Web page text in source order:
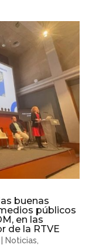
buenas
públicos
en las
de la RTVE
Noticias